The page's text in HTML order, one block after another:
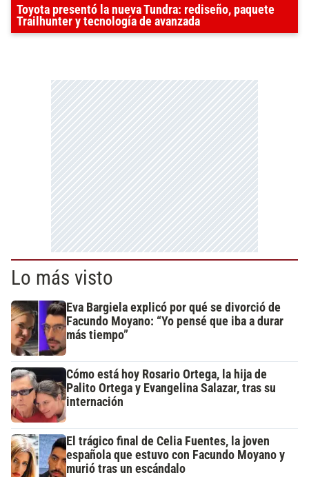
Toyota presentó la nueva Tundra: rediseño, paquete
Trailhunter y tecnología de avanzada
Lo más visto
Eva Bargiela explicó por qué se divorció de
Facundo Moyano: “Yo pensé que iba a durar
más tiempo”
Cómo está hoy Rosario Ortega, la hija de
Palito Ortega y Evangelina Salazar, tras su
internación
El trágico final de Celia Fuentes, la joven
española que estuvo con Facundo Moyano y
murió tras un escándalo